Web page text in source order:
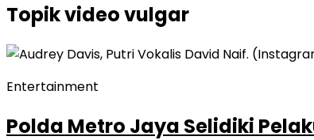
Topikvideo vulgar
Entertainment
Polda Metro Jaya Selidiki